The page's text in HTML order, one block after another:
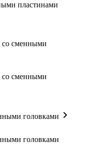
пластинами
сменными
сменными
головками
головками